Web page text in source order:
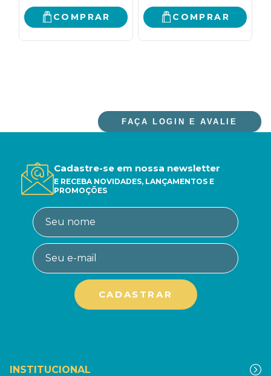
COMPRAR COMPRAR
FAÇA LOGIN E AVALIE
Cadastre-se em nossa newsletter
E RECEBA NOVIDADES, LANÇAMENTOS E
PROMOÇÕES
INSTITUCIONAL